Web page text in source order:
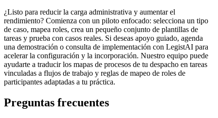
¿Listo para reducir la carga administrativa y aumentar el
rendimiento? Comienza con un piloto enfocado: selecciona un tipo
de caso, mapea roles, crea un pequeño conjunto de plantillas de
tareas y prueba con casos reales. Si deseas apoyo guiado, agenda
una demostración o consulta de implementación con LegistAI para
acelerar la configuración y la incorporación. Nuestro equipo puede
ayudarte a traducir los mapas de procesos de tu despacho en tareas
vinculadas a flujos de trabajo y reglas de mapeo de roles de
participantes adaptadas a tu práctica.
Preguntas frecuentes